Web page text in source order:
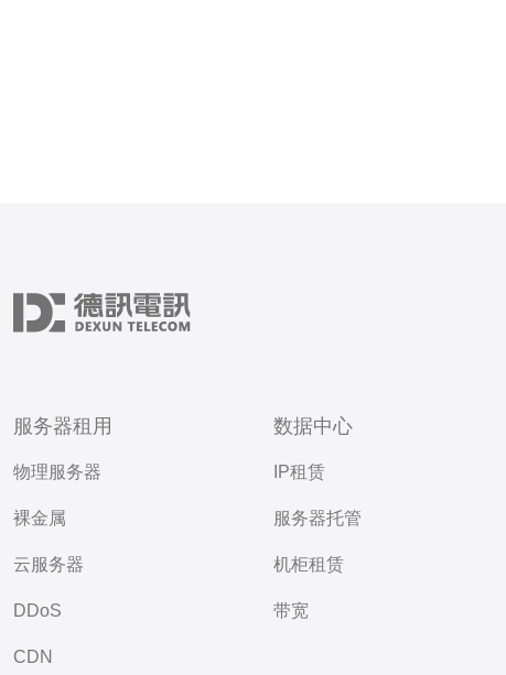
服务器租用
物理服务器
裸金属
云服务器
DDoS
CDN
数据中心
IP租赁
服务器托管
机柜租赁
带宽